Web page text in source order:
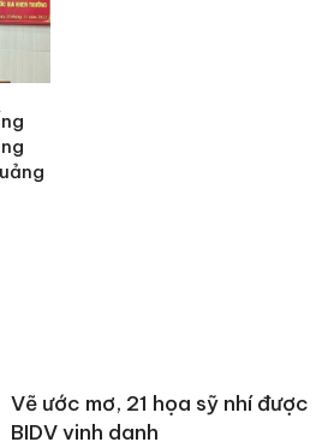
Vẽ ước mơ, 21 họa sỹ nhí được
BIDV vinh danh